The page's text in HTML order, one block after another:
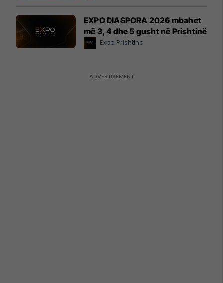
EXPO DIASPORA 2026 mbahet
më 3, 4 dhe 5 gusht në Prishtinë
Expo Prishtina